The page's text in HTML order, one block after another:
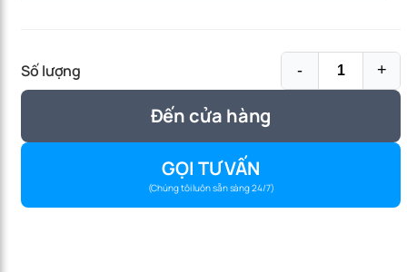
Số lượng - +
Đến cửa hàng
GỌI TƯ VẤN
(Chúng tôi luôn sẵn sàng 24/7)